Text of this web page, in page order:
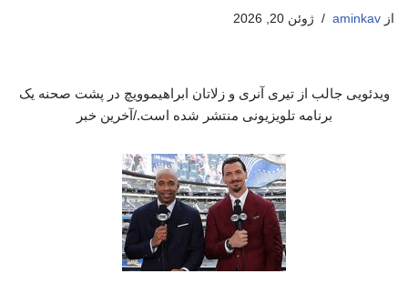
از aminkav ژوئن 20, 2026
ویدئویی جالب از تیری آنری و زلاتان ابراهیموویچ در پشت صحنه یک
برنامه تلویزیونی منتشر شده است./آخرین خبر